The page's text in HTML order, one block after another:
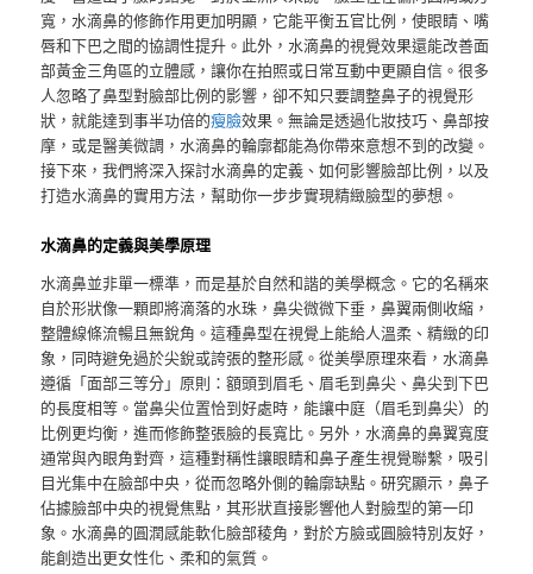
寬，水滴鼻的修飾作用更加明顯，它能平衡五官比例，使眼睛、嘴
唇和下巴之間的協調性提升。此外，水滴鼻的視覺效果還能改善面
部黃金三角區的立體感，讓你在拍照或日常互動中更顯自信。很多
人忽略了鼻型對臉部比例的影響，卻不知只要調整鼻子的視覺形
狀，就能達到事半功倍的瘦臉效果。無論是透過化妝技巧、鼻部按
摩，或是醫美微調，水滴鼻的輪廓都能為你帶來意想不到的改變。
接下來，我們將深入探討水滴鼻的定義、如何影響臉部比例，以及
打造水滴鼻的實用方法，幫助你一步步實現精緻臉型的夢想。
水滴鼻的定義與美學原理
水滴鼻並非單一標準，而是基於自然和諧的美學概念。它的名稱來
自於形狀像一顆即將滴落的水珠，鼻尖微微下垂，鼻翼兩側收縮，
整體線條流暢且無銳角。這種鼻型在視覺上能給人溫柔、精緻的印
象，同時避免過於尖銳或誇張的整形感。從美學原理來看，水滴鼻
遵循「面部三等分」原則：額頭到眉毛、眉毛到鼻尖、鼻尖到下巴
的長度相等。當鼻尖位置恰到好處時，能讓中庭（眉毛到鼻尖）的
比例更均衡，進而修飾整張臉的長寬比。另外，水滴鼻的鼻翼寬度
通常與內眼角對齊，這種對稱性讓眼睛和鼻子產生視覺聯繫，吸引
目光集中在臉部中央，從而忽略外側的輪廓缺點。研究顯示，鼻子
佔據臉部中央的視覺焦點，其形狀直接影響他人對臉型的第一印
象。水滴鼻的圓潤感能軟化臉部稜角，對於方臉或圓臉特別友好，
能創造出更女性化、柔和的氣質。